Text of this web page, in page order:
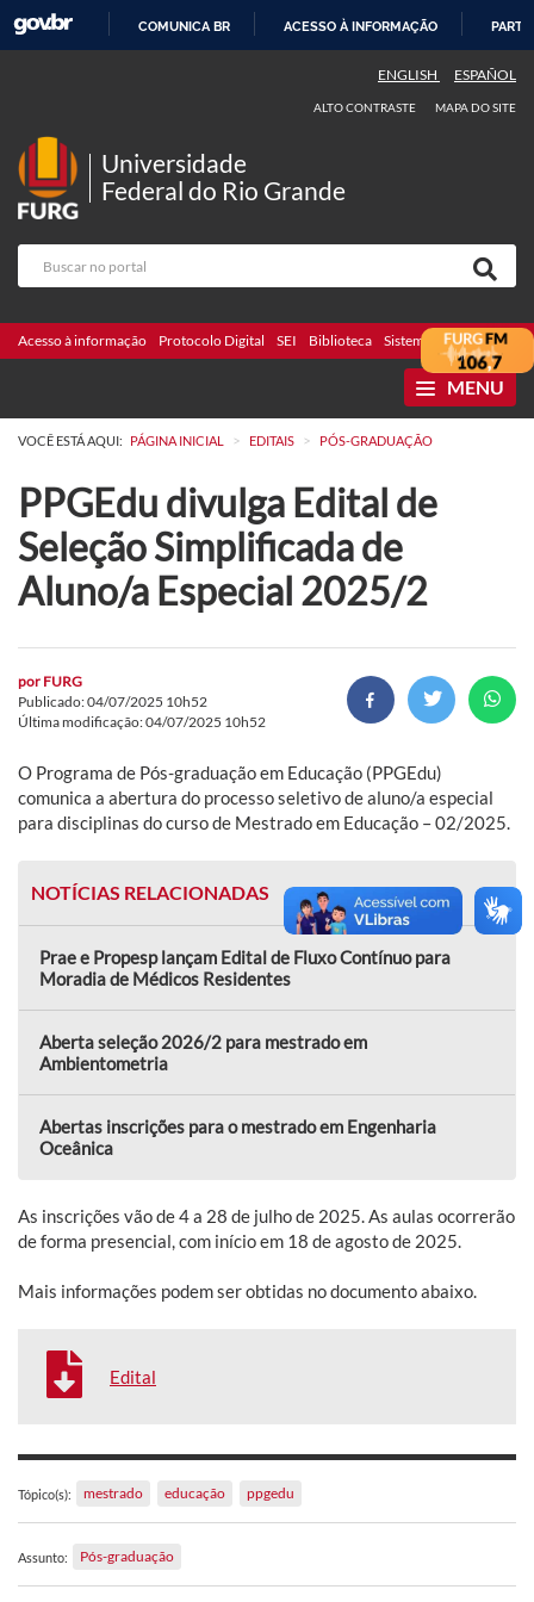
COMUNICA BR ACESSO À INFORMAÇÃO
ENGLISH ESPAÑOL
ALTO CONTRASTE MAPA DO SITE
Universidade
Federal do Rio Grande
Acesso à informação Protocolo Digital SEI Biblioteca Sistemas Webmail
MENU
VOCÊ ESTÁ AQUI: PÁGINA INICIAL > EDITAIS > PÓS-GRADUAÇÃO
PPGEdu divulga Edital de
Seleção Simplificada de
Aluno/a Especial 2025/2
por FURG
Publicado: 04/07/2025 10h52
Última modificação: 04/07/2025 10h52
O Programa de Pós-graduação em Educação (PPGEdu)
comunica a abertura do processo seletivo de aluno/a especial
para disciplinas do curso de Mestrado em Educação – 02/2025.
NOTÍCIAS RELACIONADAS
Prae e Propesp lançam Edital de Fluxo Contínuo para
Moradia de Médicos Residentes
Aberta seleção 2026/2 para mestrado em
Ambientometria
Abertas inscrições para o mestrado em Engenharia
Oceânica
As inscrições vão de 4 a 28 de julho de 2025. As aulas ocorrerão
de forma presencial, com início em 18 de agosto de 2025.
Mais informações podem ser obtidas no documento abaixo.
Edital
Tópico(s): mestrado educação ppgedu
Assunto: Pós-graduação